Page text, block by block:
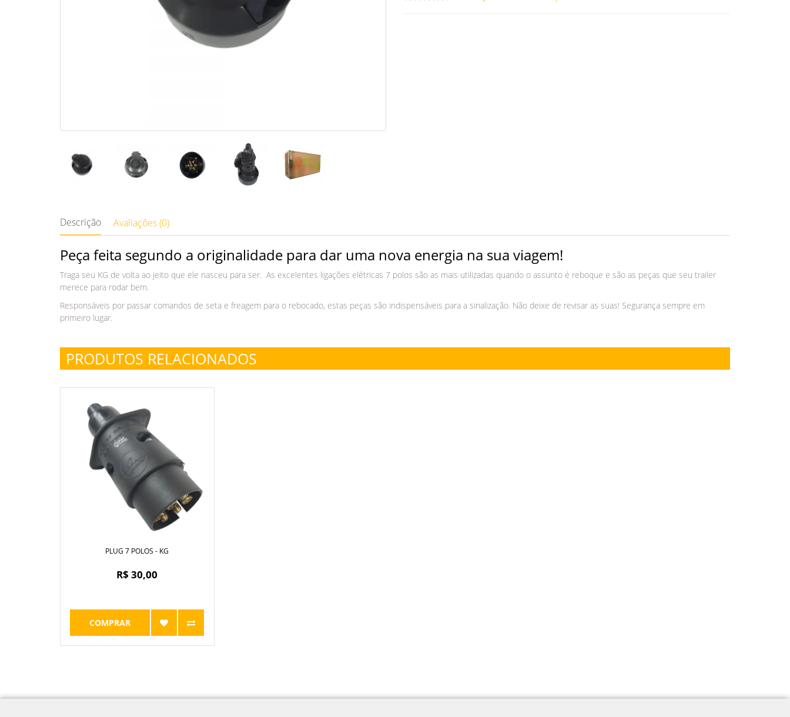
Descrição Avaliações (0)
Peça feita segundo a originalidade para dar uma nova energia na sua viagem!
Traga seu KG de volta ao jeito que ele nasceu para ser. As excelentes ligações elétricas 7 polos são as mais utilizadas quando o assunto é reboque e são as peças que seu trailer
merece para rodar bem.
Responsáveis por passar comandos de seta e freagem para o rebocado, estas peças são indispensáveis para a sinalização. Não deixe de revisar as suas! Segurança sempre em
primeiro lugar.
PRODUTOS RELACIONADOS
PLUG 7 POLOS - KG
R$ 30,00
COMPRAR